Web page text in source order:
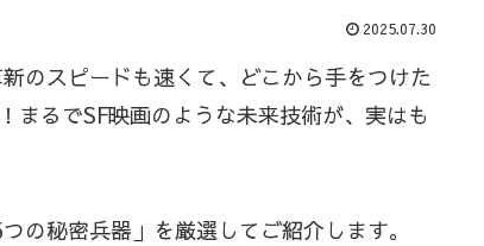
2025.07.30
のスピードも速くて、どこから手をつけた
まるでSF映画のような未来技術が、実はも
の秘密兵器」を厳選してご紹介します。